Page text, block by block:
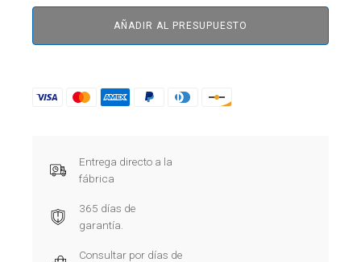
AÑADIR AL PRESUPUESTO
Entrega directo a la
fábrica
365 días de
garantía.
Consultar por días de